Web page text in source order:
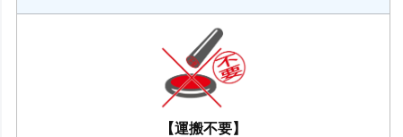
【運搬不要】